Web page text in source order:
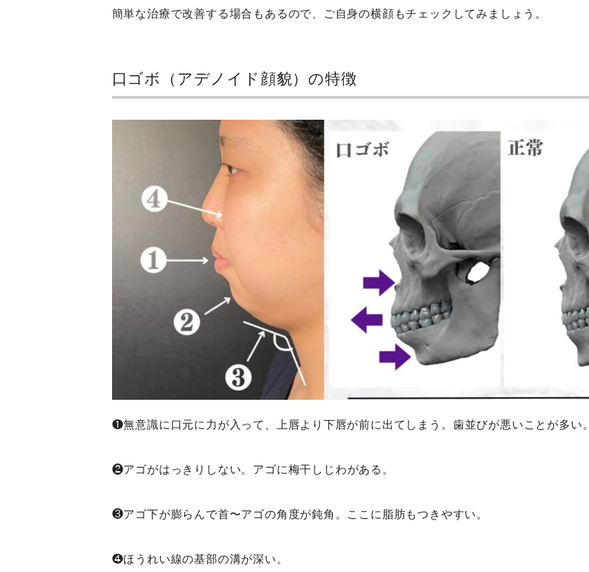
簡単な治療で改善する場合もあるので、ご自身の横顔もチェックしてみましょう。
口ゴボ（アデノイド顔貌）の特徴
❶無意識に口元に力が入って、上唇より下唇が前に出てしまう。 歯並びが悪いことが多い。
❷アゴがはっきりしない。 アゴに梅干しじわがある。
❸アゴ下が膨らんで首〜アゴの角度が鈍角。ここに脂肪もつきやすい。
❹ほうれい線の基部の溝が深い。